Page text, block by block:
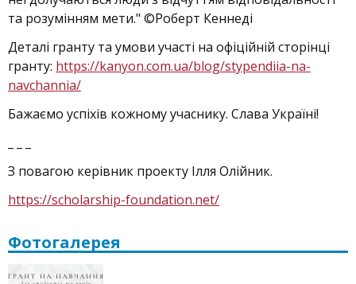
та розумінням мети." ©Роберт Кеннеді
Деталі гранту та умови участі на офіційній сторінці
гранту: https://kanyon.com.ua/blog/stypendiia-na-
navchannia/
Бажаємо успіхів кожному учаснику. Слава Україні!
З повагою керівник проекту Ілля Олійник.
https://scholarship-foundation.net/
Фотогалерея